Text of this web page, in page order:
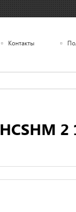
Контакты
2